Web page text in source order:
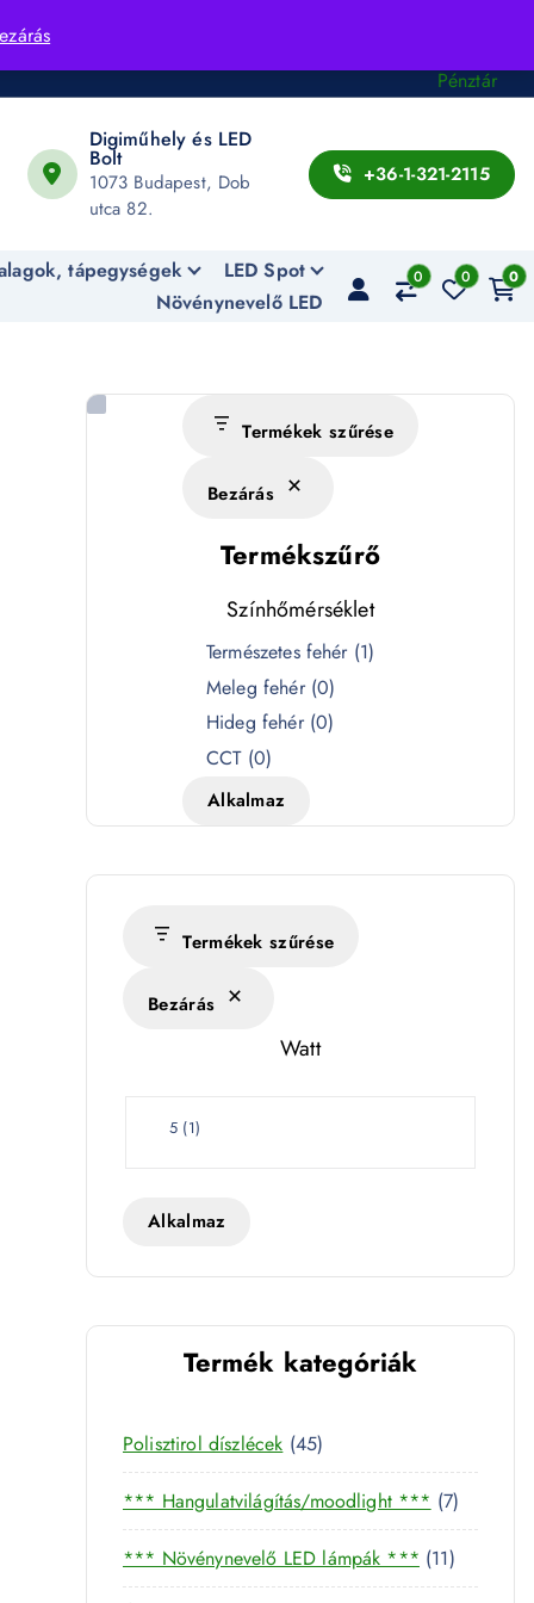
Pénztár
Digiműhely és LED
Bolt
1073 Budapest, Dob
utca 82.
+36-1-321-2115
tápegységek
LED Spot
Növénynevelő LED
0 0 0
Termékek szűrése
Bezárás
Termékszűrő
Színhőmérséklet
é
s
k
Természetes fehér (1)
Meleg fehér (0)
Hideg fehér (0)
CCT (0)
Alkalmaz
Termékek szűrése
Bezárás
Watt
W
t
5 (1)
Alkalmaz
Termék kategóriák
Polisztirol díszlécek 454
5
t
e
r
*** Hangulatvilágítás/moodlight *** 77
t
e
r
*** Növénynevelő LED lámpák *** 111
1